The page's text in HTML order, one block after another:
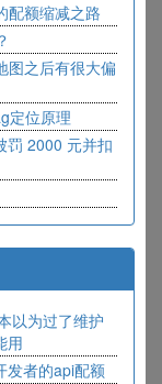
配额缩减之路
图之后有很大偏
定位原理
罚 2000 元并扣
以为过了维护
用
发者的api配额